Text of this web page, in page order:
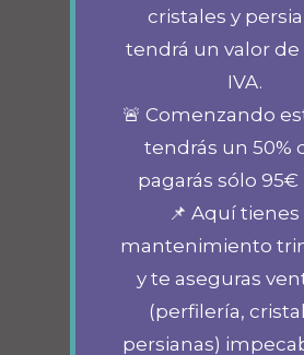
cristales y
tendrá un valor de
IVA.
🚨 Comenzando
tendrás un 50%
pagarás sólo 95€
📌 Aquí tienes
mantenimiento
y te aseguras
(perfilería,
persianas)